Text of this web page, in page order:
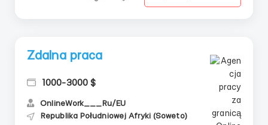
Zdalna praca
1000-3000 $
OnlineWork___Ru/EU
Republika Południowej Afryki (Soweto)